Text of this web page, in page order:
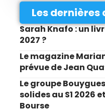
Les dernières
Sarah Knafo : un
2027 ?
Le magazine
prévue de Jean
Le groupe
solides au S1 2026
Bourse